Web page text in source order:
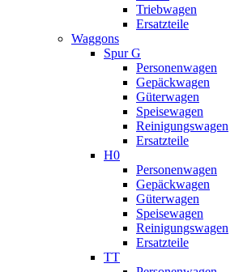
Triebwagen
Ersatzteile
Waggons
Spur G
Personenwagen
Gepäckwagen
Güterwagen
Speisewagen
Reinigungswagen
Ersatzteile
H0
Personenwagen
Gepäckwagen
Güterwagen
Speisewagen
Reinigungswagen
Ersatzteile
TT